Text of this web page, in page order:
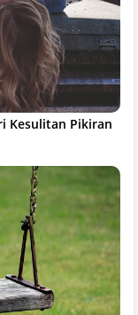
Kesulitan Pikiran